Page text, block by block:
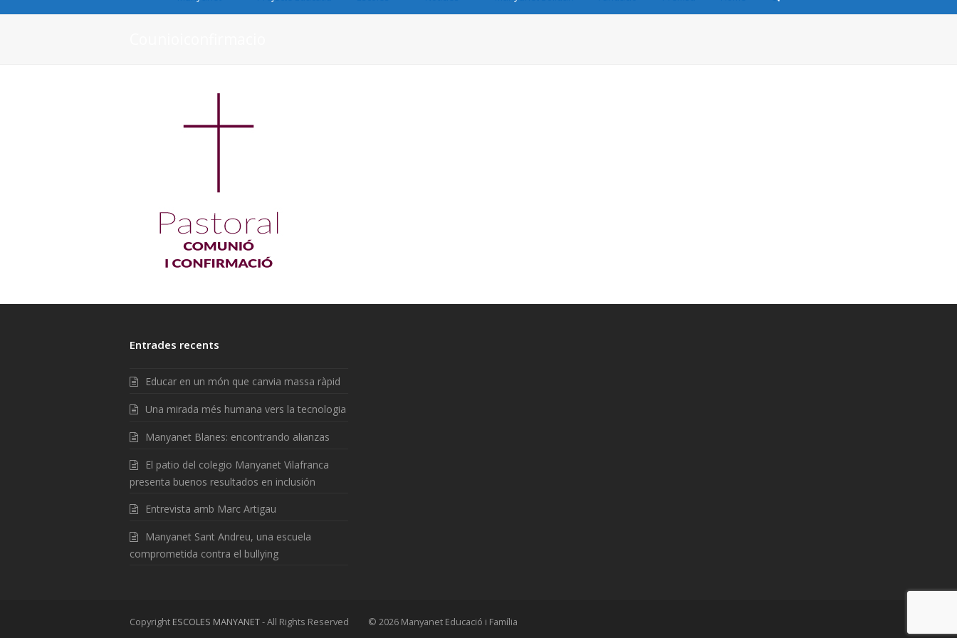
Entrades recents
Educar en un món que canvia massa ràpid
Una mirada més humana vers la tecnologia
Manyanet Blanes: encontrando alianzas
El patio del colegio Manyanet Vilafranca
presenta buenos resultados en inclusión
Entrevista amb Marc Artigau
Manyanet Sant Andreu, una escuela
comprometida contra el bullying
Copyright ESCOLES MANYANET- All Rights Reserved © 2026 Manyanet Educació i Família